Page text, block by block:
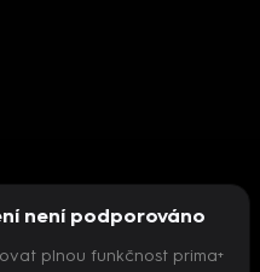
není podporováno
plnou funkčnost prima+